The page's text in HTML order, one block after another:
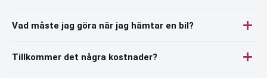
Vad måste jag göra när jag hämtar en bil?
Tillkommer det några kostnader?